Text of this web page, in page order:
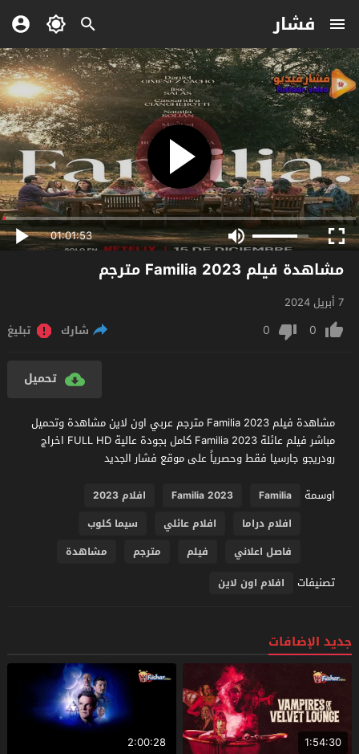
فشار
01:01:53
مشاهدة فيلم Familia 2023 مترجم
7 أبريل 2024
0
0 شارك تبليغ
تحميل
مشاهدة فيلم Familia 2023 مترجم عربي اون لاين مشاهدة وتحميل
مباشر فيلم عائلة Familia 2023 كامل بجودة عالية FULL HD اخراج
رودريجو جارسيا فقط وحصرياً على موقع فشار الجديد
اوسمة
Familia
Familia 2023
افلام 2023
افلام دراما
افلام عائلي
سيما كلوب
فاصل اعلاني
فيلم مترجم مشاهدة
تصنيفات افلام اون لاين
جديد الإضافات
1:54:30
2:00:28